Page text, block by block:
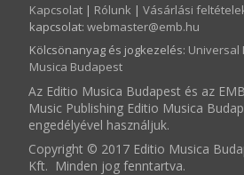
Kapcsolat | Rólunk | Vásárlási
kapcsolat: webmaster­@­emb.hu
Kölcsönanyag és jogkezelés: Universal
Musica Budapest
Az Editio Musica Budapest és az
Music Publishing Editio Musica
engedélyével használjuk.
Copyright © 2017 Editio Musica
Kft. Minden jog fenntartva.